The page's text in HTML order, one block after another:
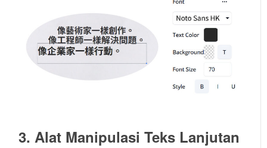
3. Alat Manipulasi Teks Lanjutan